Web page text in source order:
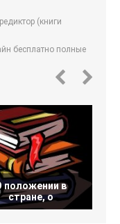
(книги
бесплатно полные
положении в
стране, о